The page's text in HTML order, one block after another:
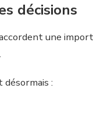
décisions
une
: